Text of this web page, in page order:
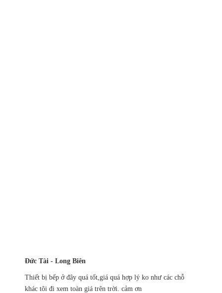
Đức Tài - Long Biên
Thiết bị bếp ở đây quá tốt,giá quá hợp lý ko như các chỗ
khác tôi đi xem toàn giá trên trời. cảm ơn